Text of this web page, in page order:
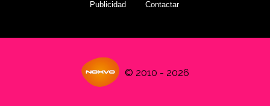
Publicidad Contactar
© 2010 - 2026